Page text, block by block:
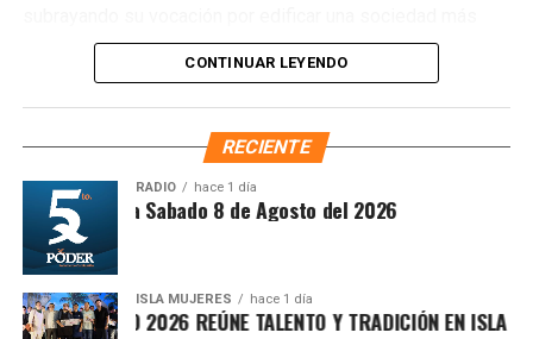
importantes de Quintana Roo directamente
en tu teléfono.
Unirme al canal de WhatsApp
justa, unida y equitativa.
priorizando la atención a sectores vulnerables. Asimismo,
es ampliamente reconocida por abanderar el fuerte
movimiento ciudadano contra la concesionaria Aguakan,
exigiendo soluciones definitivas al deficiente suministro
hídrico en los municipios de Benito Juárez, Isla Mujeres,
Playa del Carmen y Puerto Morelos.
CONTINUAR LEYENDO
RECIENTE
RADIO hace 1 día
Matutina Sabado 8 de Agosto del 2026
ISLA MUJERES hace 1 día
ISLEÑO 2026 REÚNE TALENTO Y TRADICIÓN EN ISLA